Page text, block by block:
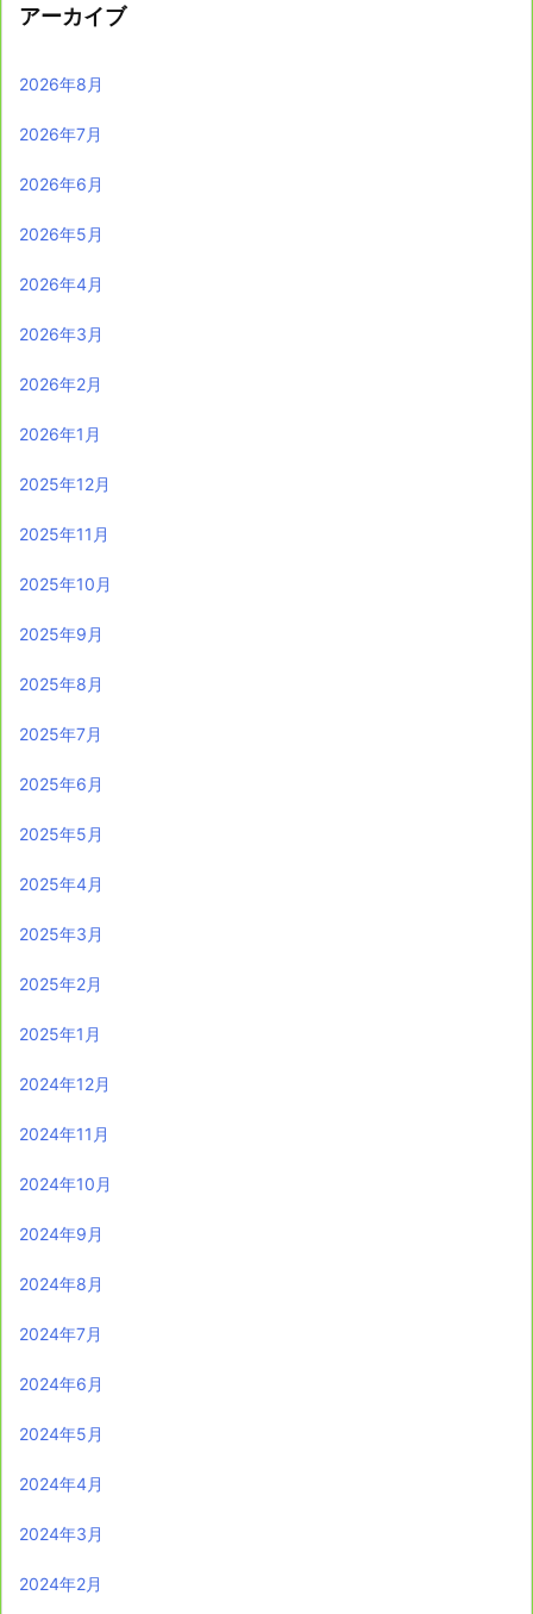
アーカイブ
2026年8月
2026年7月
2026年6月
2026年5月
2026年4月
2026年3月
2026年2月
2026年1月
2025年12月
2025年11月
2025年10月
2025年9月
2025年8月
2025年7月
2025年6月
2025年5月
2025年4月
2025年3月
2025年2月
2025年1月
2024年12月
2024年11月
2024年10月
2024年9月
2024年8月
2024年7月
2024年6月
2024年5月
2024年4月
2024年3月
2024年2月